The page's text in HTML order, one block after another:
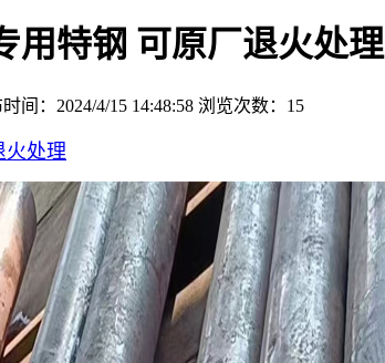
用特钢 可原厂退火处理
间：2024/4/15 14:48:58 浏览次数： 15
火处理